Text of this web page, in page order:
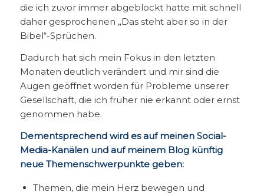
die ich zuvor immer abgeblockt hatte mit schnell
daher gesprochenen „Das steht aber so in der
Bibel“-Sprüchen.
Dadurch hat sich mein Fokus in den letzten
Monaten deutlich verändert und mir sind die
Augen geöffnet worden für Probleme unserer
Gesellschaft, die ich früher nie erkannt oder ernst
genommen habe.
Dementsprechend wird es auf meinen Social-
Media-Kanälen und auf meinem Blog künftig
neue Themenschwerpunkte geben:
Themen, die mein Herz bewegen und